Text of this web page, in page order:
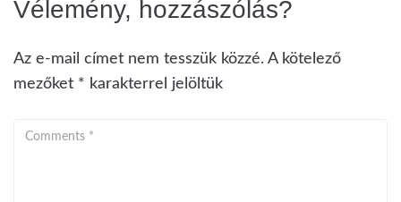
Vélemény, hozzászólás?
Az e-mail címet nem tesszük közzé. A kötelező
mezőket * karakterrel jelöltük